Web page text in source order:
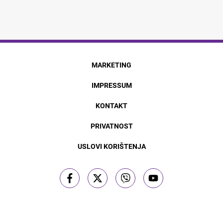
MARKETING
IMPRESSUM
KONTAKT
PRIVATNOST
USLOVI KORIŠTENJA